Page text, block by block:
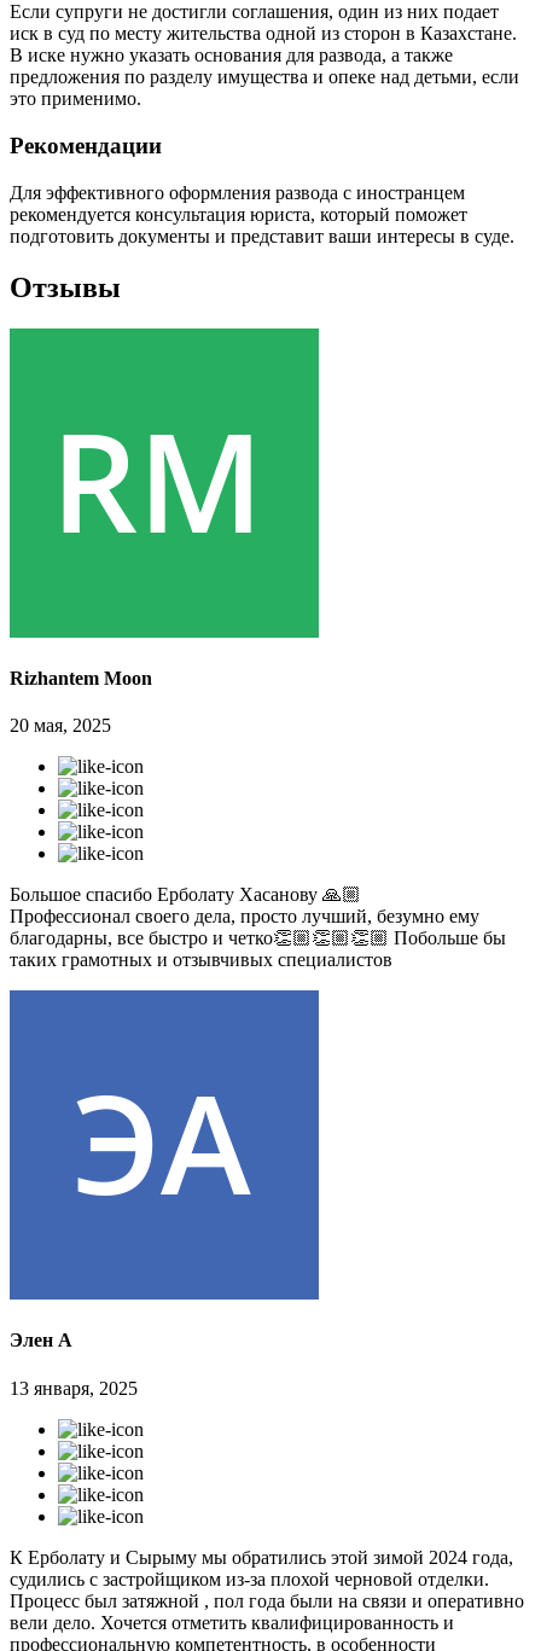
Если супруги не достигли соглашения, один из них подает
иск в суд по месту жительства одной из сторон в Казахстане.
В иске нужно указать основания для развода, а также
предложения по разделу имущества и опеке над детьми, если
это применимо.
Рекомендации
Для эффективного оформления развода с иностранцем
рекомендуется консультация юриста, который поможет
подготовить документы и представит ваши интересы в суде.
Отзывы
Rizhantem Moon
20 мая, 2025
Большое спасибо Ерболату Хасанову 🙏🏼
Профессионал своего дела, просто лучший, безумно ему
благодарны, все быстро и четко👏🏼👏🏼👏🏼 Побольше бы
таких грамотных и отзывчивых специалистов
Элен А
13 января, 2025
К Ерболату и Сырыму мы обратились этой зимой 2024 года,
судились с застройщиком из-за плохой черновой отделки.
Процесс был затяжной , пол года были на связи и оперативно
вели дело. Хочется отметить квалифицированность и
профессиональную компетентность, в особенности